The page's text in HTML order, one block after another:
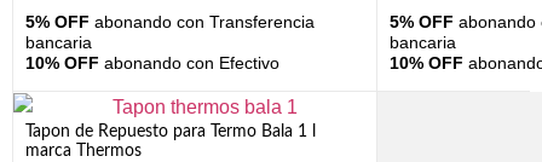
5% OFF abonando con Transferencia
bancaria
10% OFF abonando con Efectivo
5% OFF abonando
bancaria
10% OFF
Tapon de Repuesto para Termo Bala 1 l
marca Thermos